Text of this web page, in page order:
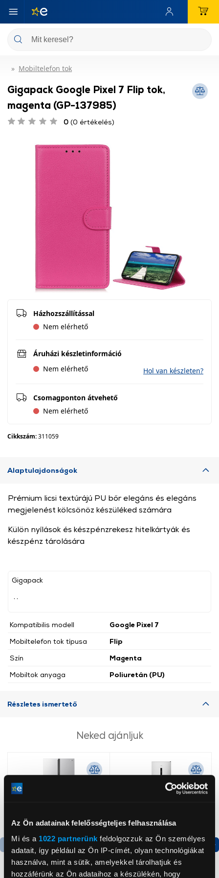
Az Ön adatainak felelősségteljes felhasználása
Mi és a 1022 partnerünk feldolgozzuk az Ön személyes
adatait, így például az Ön IP-címét, olyan technológiákat
használva, mint a sütik, amelyekkel tárolhatjuk és
hozzáférünk az Ön adataihoz a készülékén, hogy
Mobiltelefon tok
Gigapack Google Pixel 7 Flip tok,
magenta (GP-137985)
0 (0 értékelés)
Házhozszállítással
Nem elérhető
Áruházi készletinformáció
Nem elérhető
Hol van készleten?
Csomagponton átvehető
Nem elérhető
Cikkszám:311059
Alaptulajdonságok
Gigapack
Kompatibilis modell
Google Pixel 7
Mobiltelefon tok típusa
Flip
Szín
Magenta
Mobiltok anyaga
Poliuretán (PU)
Prémium licsi textúrájú PU bőr elegáns és elegáns
megjelenést kölcsönöz készüléked számára
Külön nyílások és készpénzrekesz hitelkártyák és
készpénz tárolására
Részletes ismertető
Neked ajánljuk